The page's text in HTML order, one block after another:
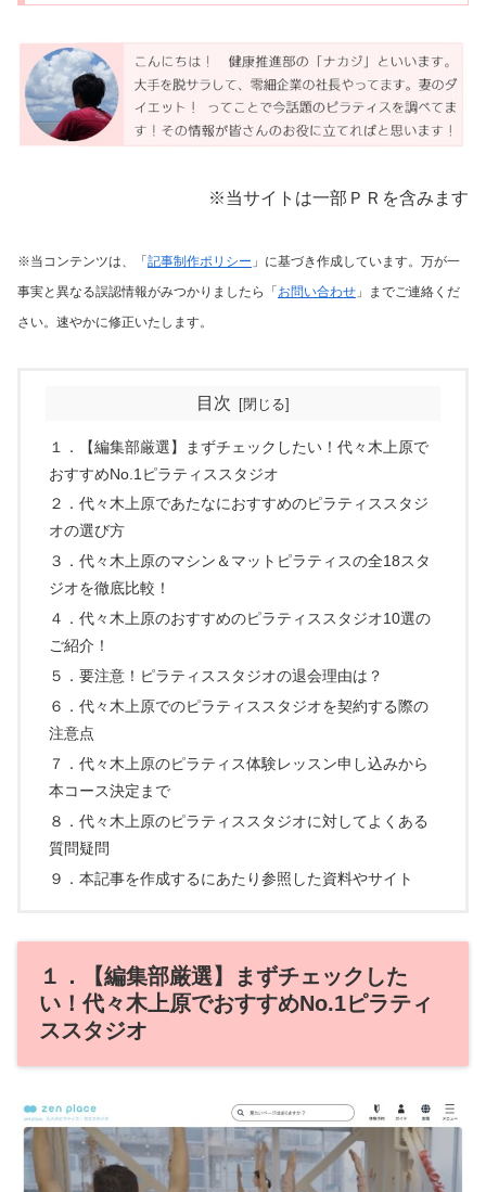
※当サイトは一部ＰＲを含みます
※当コンテンツは、「 記事制作ポリシー 」に基づき作成しています。万が一
事実と異なる誤認情報がみつかりましたら「 お問い合わせ 」までご連絡くだ
さい。速やかに修正いたします。
目次
１．【編集部厳選】まずチェックしたい！代々木上原で
おすすめNo.1ピラティススタジオ
２．代々木上原であたなにおすすめのピラティススタジ
オの選び方
３．代々木上原のマシン＆マットピラティスの全18スタ
ジオを徹底比較！
４．代々木上原のおすすめのピラティススタジオ10選の
ご紹介！
５．要注意！ピラティススタジオの退会理由は？
６．代々木上原でのピラティススタジオを契約する際の
注意点
７．代々木上原のピラティス体験レッスン申し込みから
本コース決定まで
８．代々木上原のピラティススタジオに対してよくある
質問疑問
９．本記事を作成するにあたり参照した資料やサイト
１．【編集部厳選】まずチェックした
い！代々木上原でおすすめNo.1ピラティ
ススタジオ